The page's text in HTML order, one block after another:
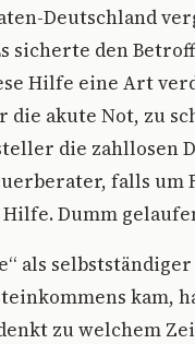
Deutschland
sicherte den
Hilfe eine Art
die akute Not, zu
die zahllosen
falls um
Dumm
als
kam,
zu welchem